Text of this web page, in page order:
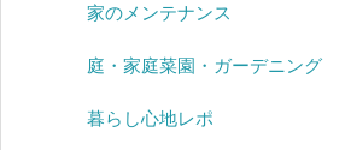
家のメンテナンス
庭・家庭菜園・ガーデニング
暮らし心地レポ